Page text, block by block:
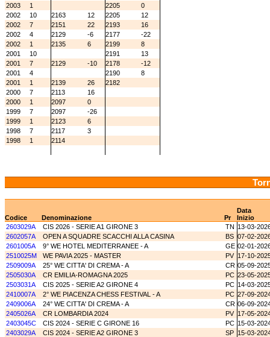
2003
1 2205
0
2002
10 2163 12 2205
12
2002
7 2151 22 2193
16
2002
4 2129 -6 2177
-22
2002
1 2135 6 2199
8
2001
10 2191
13
2001
7 2129 -10 2178
-12
2001
4 2190
8
2001
1 2139 26
2182
2000
7 2113
16
2000
1 2097
0
1999
7 2097
-26
1999
1 2123
6
1998
7 2117
3
1998
1 2114
Data
Codice
Denominazione Pr
Inizio
2603029A
CIS 2026 - SERIE A1 GIRONE 3 TN 13-03-
2602057A
OPEN A SQUADRE SCACCHI ALLA CASINA BS 07-02-
2601005A
9° WE HOTEL MEDITERRANEE - A GE 02-01-
2510025M
WE PAVIA 2025 - MASTER PV 17-10-
2509009A
25° WE CITTA' DI CREMA - A CR 05-09-
2505030A
CR EMILIA-ROMAGNA 2025 PC 23-05-
2503031A
CIS 2025 - SERIE A2 GIRONE 4 PC 14-03-
2410007A
2° WE PIACENZA CHESS FESTIVAL - A PC 27-09-
2409006A
24° WE CITTA' DI CREMA - A CR 06-09-
2405026A
CR LOMBARDIA 2024 PV 17-05-
2403045C
CIS 2024 - SERIE C GIRONE 16 PC 15-03-
2403029A
CIS 2024 - SERIE A2 GIRONE 3 SP 15-03-